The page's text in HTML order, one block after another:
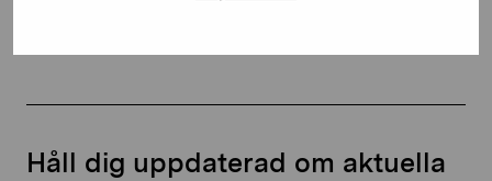
Håll dig uppdaterad om aktuella